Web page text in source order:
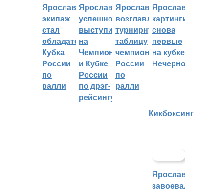
Ярославский
экипаж
стал
обладателем
Кубка
России
по
ралли
Ярославцы
успешно
выступили
на
Чемпионате
и Кубке
России
по дрэг-
рейсингу
Ярославцы
возглавляют
турнирную
таблицу
чемпионата
России
по
ралли
Ярославские
картингисты
снова
первые
на кубке
Нечерноземья
Кикбоксинг
Ярославцы
завоевали